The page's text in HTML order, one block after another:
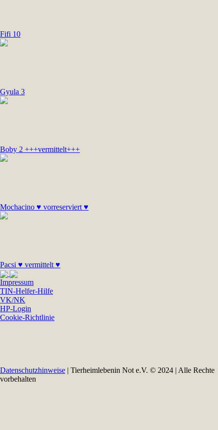
Fifi 10
Gyula 3
Boby 2 +++vermittelt+++
Mochacino ♥ vorreserviert ♥
Pacsi ♥ vermittelt ♥
Impressum
TIN-Helfer-Hilfe
VK/NK
HP-Login
Cookie-Richtlinie
Datenschutzhinweise | Tierheimlebenin Not e.V. © 2024 | Alle Rechte
vorbehalten